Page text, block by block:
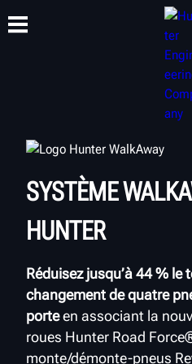
SYSTÈME
HUNTER
Réduisez jusqu’à 44% le
changement de quatre
porteen associant la
roues Hunter Road
monte/démonte-pneus